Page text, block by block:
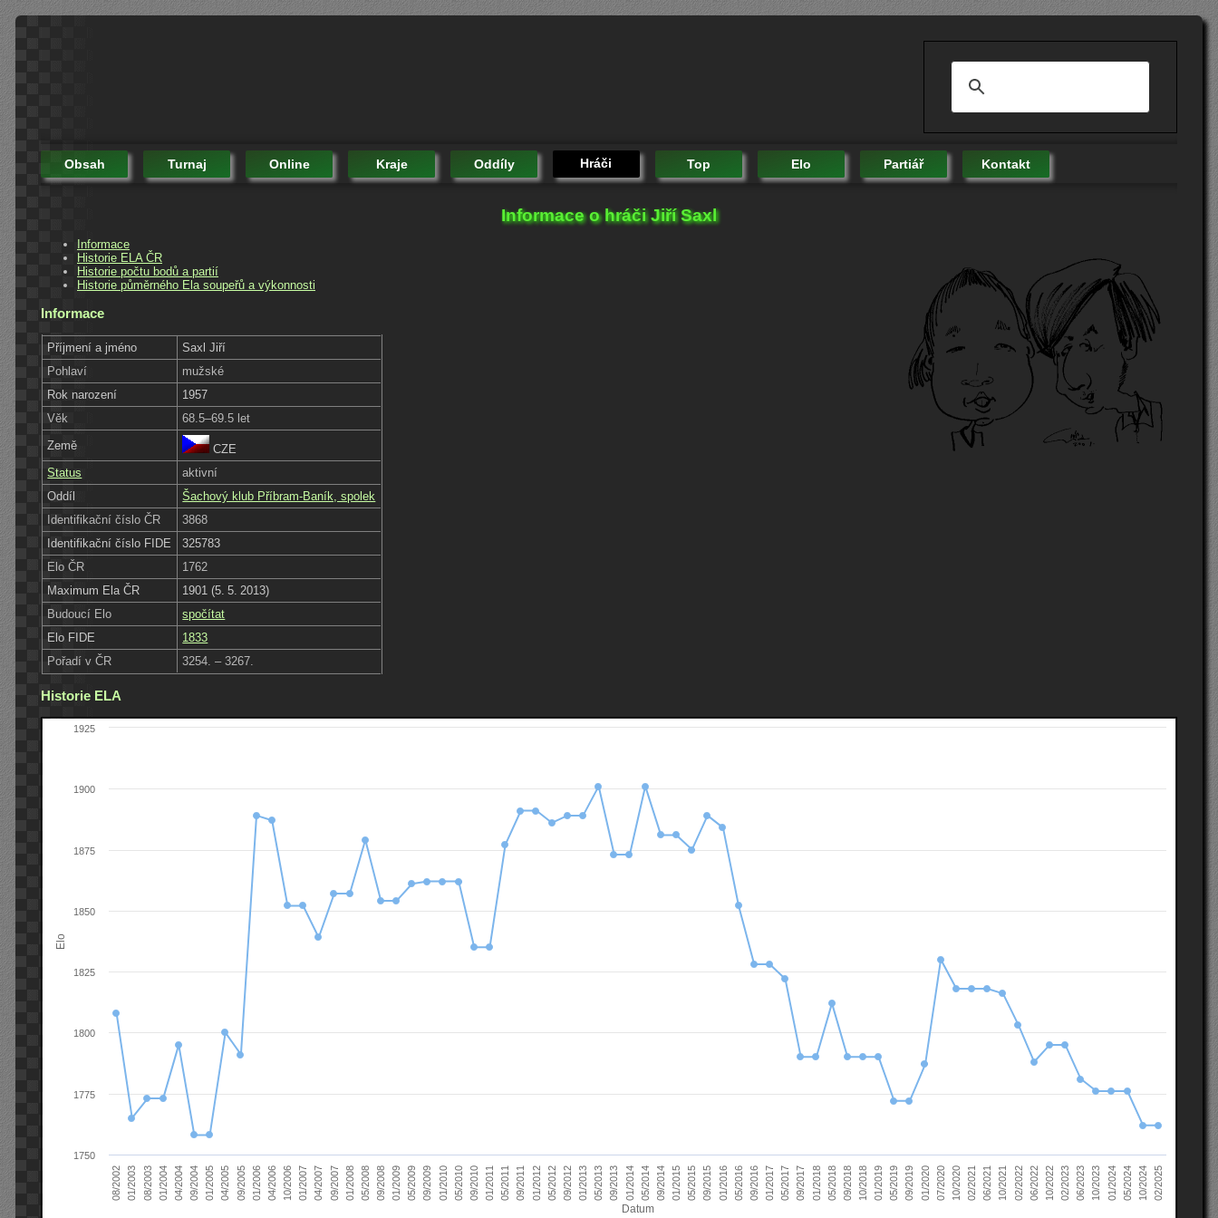
Obsah Turnaj Online Kraje Oddíly Hráči Top Elo Partiář Kontakt
Informace o hráči Jiří Saxl
Informace
Historie ELA ČR
Historie počtu bodů a partií
Historie půměrného Ela soupeřů a výkonnosti
Informace
Příjmení a jméno
Saxl Jiří
Pohlaví
mužské
Rok narození
1957
Věk
68.5–69.5 let
Země
CZE
Status
aktivní
Oddíl
Šachový klub Příbram-Baník, spolek
Identifikační číslo ČR
3868
Identifikační číslo FIDE
325783
Elo ČR
1762
Maximum Ela ČR
1901 (5. 5. 2013)
Budoucí Elo
spočítat
Elo FIDE
1833
Pořadí v ČR
3254. – 3267.
Historie ELA
Datum
Elo
08/2002 01/2003 08/2003 01/2004 04/2004 09/2004 01/2005 04/2005 09/2005 01/2006 04/2006 10/2006 01/2007 04/2007 09/2007 01/2008 05/2008 09/2008 01/2009 05/2009 09/2009 01/2010 05/2010 09/2010 01/2011 05/2011 09/2011 01/2012 05/2012 09/2012 01/2013 05/2013 09/2013 01/2014 05/2014 09/2014 01/2015 05/2015 09/2015 01/2016 05/2016 09/2016 01/2017 05/2017 09/2017 01/2018 05/2018 09/2018 10/2018 01/2019 05/2019 09/2019 01/2020 07/2020 10/2020 02/2021 06/2021 10/2021 02/2022 06/2022 10/2022 02/2023 06/2023 10/2023 01/2024 05/2024 10/2024 02/2025
1800
1900
1750
1775
1825
1850
1875
1925